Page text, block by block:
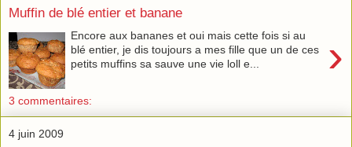
Muffin de blé entier et banane
›
Encore aux bananes et oui mais cette fois si au
blé entier, je dis toujours a mes fille que un de ces
petits muffins sa sauve une vie loll e...
3 commentaires:
4 juin 2009